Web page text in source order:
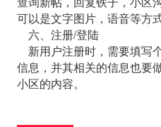
可以是文字图片，语音等方式
六、注册/登陆
新用户注册时，需要填写
信息，并其相关的信息也要
小区的内容。